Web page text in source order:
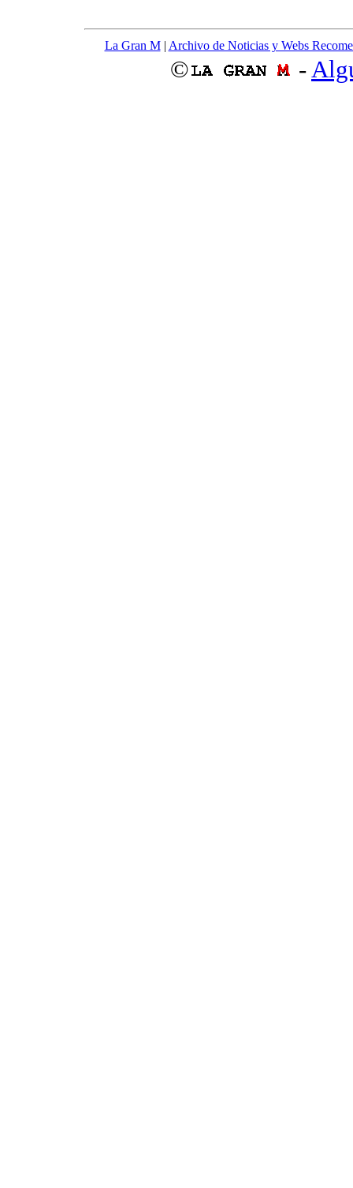
La Gran M| Archivo de Noticias y Webs
© -